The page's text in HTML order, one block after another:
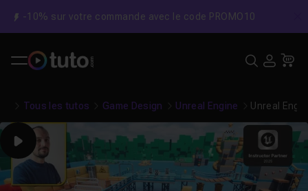
-10% sur votre commande avec le code PROMO10
Tous les tutos Game Design Unreal Engine Unreal
Play